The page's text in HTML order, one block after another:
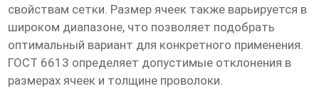
свойствам сетки. Размер ячеек также варьируется в
широком диапазоне, что позволяет подобрать
оптимальный вариант для конкретного применения.
ГОСТ 6613 определяет допустимые отклонения в
размерах ячеек и толщине проволоки.